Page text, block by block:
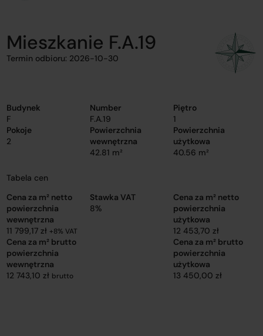
Mieszkanie F.A.19
Termin odbioru: 2026-10-30
Budynek
F
Number
F.A.19
Piętro
1
Pokoje
2
Powierzchnia
wewnętrzna
42.81 m²
Powierzchnia
użytkowa
40.56 m²
Tabela cen
Cena za m² netto
powierzchnia
wewnętrzna
11 799,17 zł+8% VAT
Stawka VAT
8%
Cena za m² netto
powierzchnia
użytkowa
12 453,70 zł
Cena za m² brutto
powierzchnia
wewnętrzna
12 743,10 zł brutto
Cena za m² brutto
powierzchnia
użytkowa
13 450,00 zł